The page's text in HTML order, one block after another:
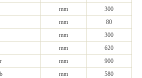
mm
300
mm
80
mm
300
mm 620
mm
900
mm
580